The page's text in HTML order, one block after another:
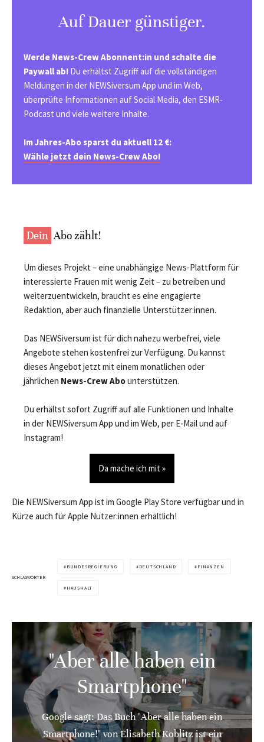
Auf Dauer günstiger.
Werde News-Crew Abonnent:in und schalte die
Paywall ab! Du erhältst Zugriff auf die vollständigen
Meldungen in der NEWSiversum App und im Web,
überprüfte Informationen auf Social Media, den ESMR-
Podcast und viele weitere Inhalte.
Im Jahres-Abo sparst du aktuell 12 €:
Wähle jetzt dein News-Crew Abo!
Dein Abo zählt!
Um dieses Projekt – eine unabhängige News-Plattform für
interessierte Frauen mit wenig Zeit – zu betreiben und
weiterzuentwickeln, braucht es eine engagierte
Redaktion, aber auch finanzielle Unterstützer:innen.
Das NEWSiversum ist für dich nahezu werbefrei, viele
Angebote stehen kostenfrei zur Verfügung. Du kannst
dieses Angebot jetzt mit einem monatlichen oder
jährlichen News-Crew Abounterstützen.
Du erhältst sofort Zugriff auf alle Funktionen und Inhalte
in der NEWSiversum App und im Web, per E-Mail und auf
Instagram!
Da mache ich mit »
Die NEWSiversum App ist im Google Play Store verfügbar und in
Kürze auch für Apple Nutzer:innen erhältlich!
SCHLAGWÖRTER
BUNDESREGIERUNG DEUTSCHLAND FINANZEN
HAUSHALT
"Aber alle haben ein
Smartphone"
Google sagt: Das Buch "Aber alle haben ein
Smartphone!" von Elisabeth Koblitz ist ein